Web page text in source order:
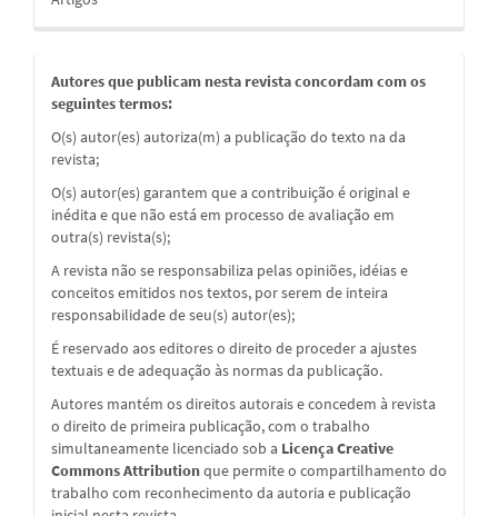
Autores que publicam nesta revista concordam com os
seguintes termos:
O(s) autor(es) autoriza(m) a publicação do texto na da
revista;
O(s) autor(es) garantem que a contribuição é original e
inédita e que não está em processo de avaliação em
outra(s) revista(s);
A revista não se responsabiliza pelas opiniões, idéias e
conceitos emitidos nos textos, por serem de inteira
responsabilidade de seu(s) autor(es);
É reservado aos editores o direito de proceder a ajustes
textuais e de adequação às normas da publicação.
Autores mantém os direitos autorais e concedem à revista
o direito de primeira publicação, com o trabalho
simultaneamente licenciado sob a Licença Creative
Commons Attributionque permite o compartilhamento do
trabalho com reconhecimento da autoria e publicação